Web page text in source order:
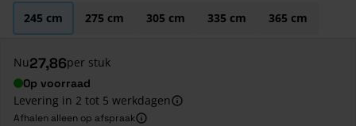
245 cm 275 cm 305 cm 335 cm 365 cm
Nu27,86per stuk
Op voorraad
Levering in 2 tot 5 werkdagen
Afhalen alleen op afspraak